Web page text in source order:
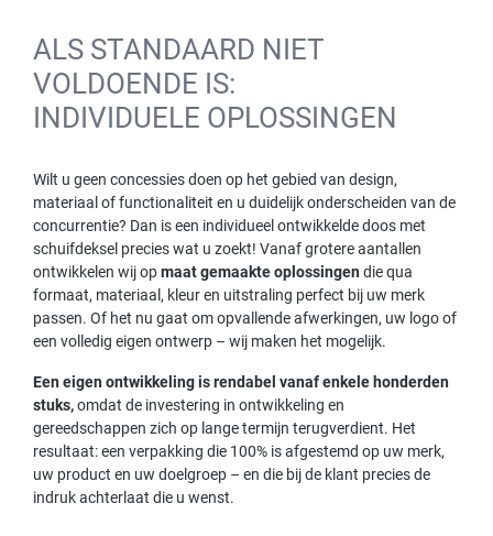
ALS STANDAARD NIET
VOLDOENDE IS:
INDIVIDUELE OPLOSSINGEN
Wilt u geen concessies doen op het gebied van design,
materiaal of functionaliteit en u duidelijk onderscheiden van de
concurrentie? Dan is een individueel ontwikkelde doos met
schuifdeksel precies wat u zoekt! Vanaf grotere aantallen
ontwikkelen wij opmaat gemaakte oplossingen die qua
formaat, materiaal, kleur en uitstraling perfect bij uw merk
passen. Of het nu gaat om opvallende afwerkingen, uw logo of
een volledig eigen ontwerp – wij maken het mogelijk.
Een eigen ontwikkeling is rendabel vanaf enkele honderden
stuks,omdat de investering in ontwikkeling en
gereedschappen zich op lange termijn terugverdient. Het
resultaat: een verpakking die 100% is afgestemd op uw merk,
uw product en uw doelgroep – en die bij de klant precies de
indruk achterlaat die u wenst.